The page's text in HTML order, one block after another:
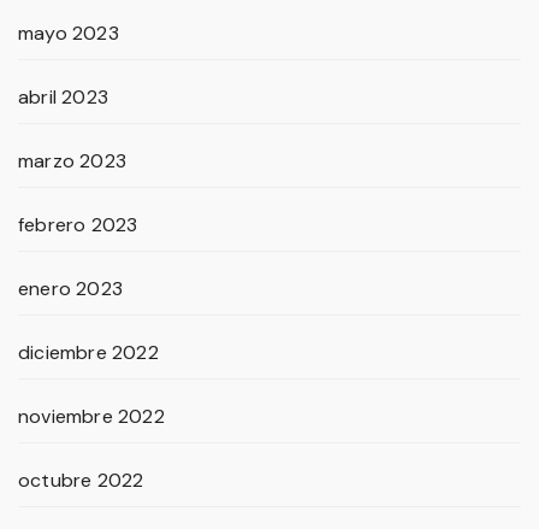
mayo 2023
abril 2023
marzo 2023
febrero 2023
enero 2023
diciembre 2022
noviembre 2022
octubre 2022